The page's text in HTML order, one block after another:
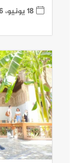
18 يونيو، 2026